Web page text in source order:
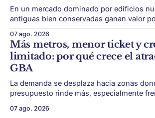
En un mercado dominado por edificios
antiguas bien conservadas ganan valor
algunas piezas residenciales que cuentan
barrio. En medio de torres, edificios nuevos y proyectos
premium, todavía aparecen casas de más
07 ago. 2026
Más metros, menor ticket y
limitado: por qué crece el
GBA
La demanda se desplaza hacia zonas
presupuesto rinde más, especialmente
Conurbano vuelve a ganar protagonismo
07 ago. 2026